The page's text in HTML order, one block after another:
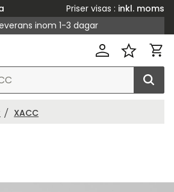
Priser visas
inkl. moms
inom 1-3 dagar
XACC